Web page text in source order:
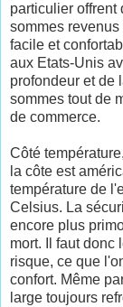
particulier offrent
sommes
facile et
aux Etats-Unis
profondeur et de
sommes tout de
de commerce.
Côté
la côte est
température de
Celsius. La
encore plus
mort. Il faut donc
risque, ce que
confort. Même
large toujours